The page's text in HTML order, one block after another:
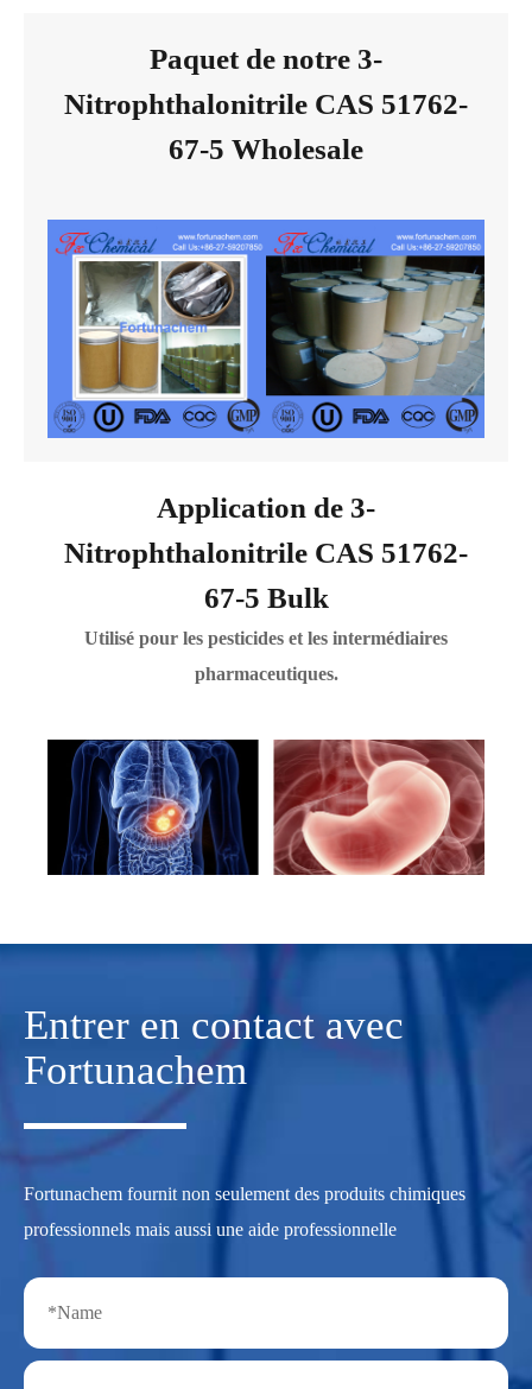
Paquet de notre 3-
Nitrophthalonitrile CAS 51762-
67-5 Wholesale
Application de 3-
Nitrophthalonitrile CAS 51762-
67-5 Bulk
Utilisé pour les pesticides et les intermédiaires
pharmaceutiques.
Entrer en contact avec
Fortunachem
Fortunachem fournit non seulement des produits chimiques
professionnels mais aussi une aide professionnelle